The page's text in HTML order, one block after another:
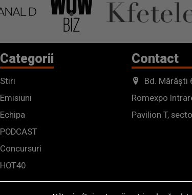
Categorii
Stiri
Emisiuni
Echipa
PODCAST
Concursuri
HOT40
Contact
Bd. Mărăști
Romexpo
Pavilion T,